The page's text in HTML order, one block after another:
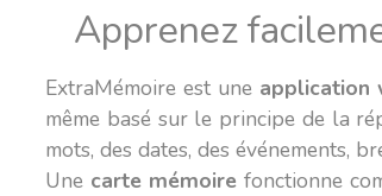
Apprenez
ExtraMémoire est une application
même basé sur le principe de la
mots, des dates, des événements,
Une carte mémoirefonctionne